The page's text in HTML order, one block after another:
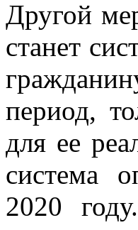
Другой
станет
период,
для ее
система
2020